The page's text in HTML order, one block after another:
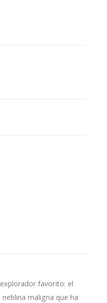
favorito: el
maligna que ha